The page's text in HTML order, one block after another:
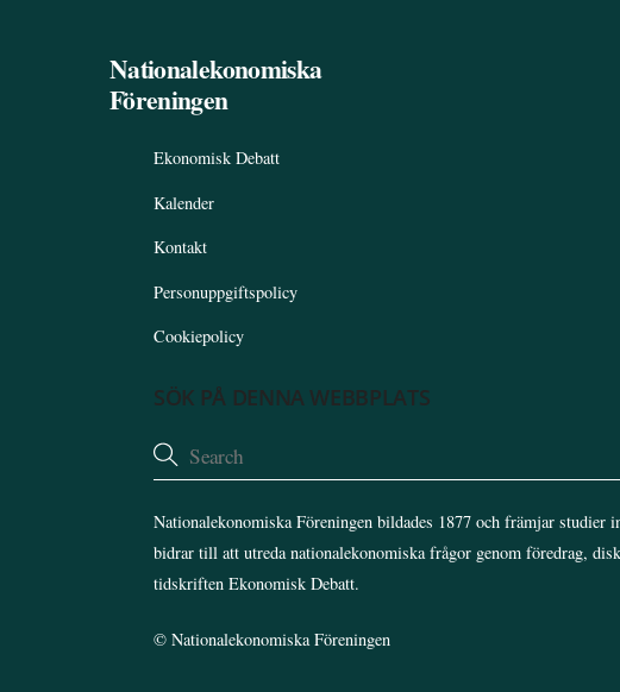
Nationalekonomiska
Föreningen
Ekonomisk Debatt
Kalender
Kontakt
Personuppgiftspolicy
Cookiepolicy
SÖK PÅ DENNA WEBBPLATS
Nationalekonomiska Föreningen bildades 1877 och främjar studier
bidrar till att utreda nationalekonomiska frågor genom föredrag,
tidskriften Ekonomisk Debatt.
©Nationalekonomiska Föreningen